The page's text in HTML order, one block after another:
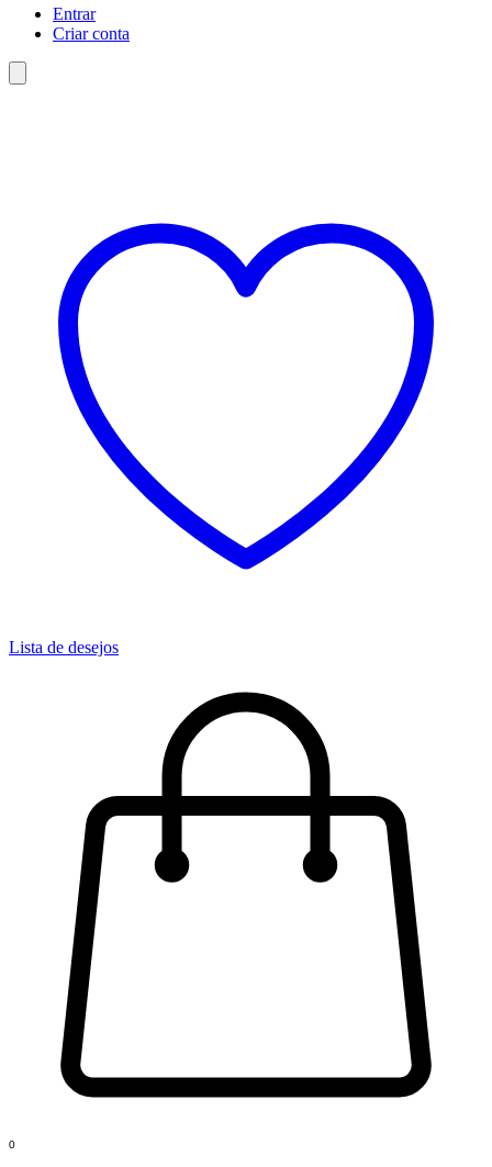
Entrar
Criar conta
Lista de desejos
0